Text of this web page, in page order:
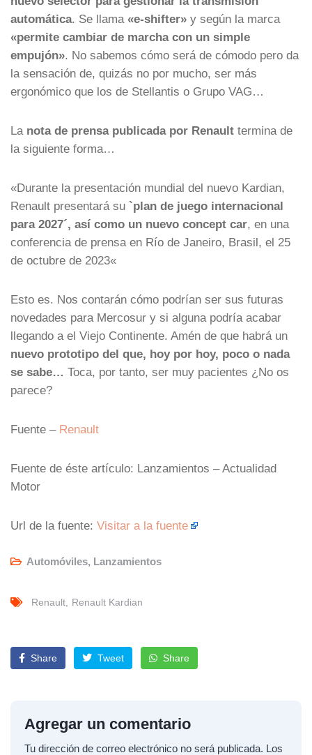
automática. Se llama «e-shifter» y según la marca
«permite cambiar de marcha con un simple
empujón». No sabemos cómo será de cómodo pero da
la sensación de, quizás no por mucho, ser más
ergonómico que los de Stellantis o Grupo VAG…
La nota de prensa publicada por Renault termina de
la siguiente forma…
«Durante la presentación mundial del nuevo Kardian,
Renault presentará su `plan de juego internacional
para 2027´, así como un nuevo concept car, en una
conferencia de prensa en Río de Janeiro, Brasil, el 25
de octubre de 2023«
Esto es. Nos contarán cómo podrían ser sus futuras
novedades para Mercosur y si alguna podría acabar
llegando a el Viejo Continente. Amén de que habrá un
nuevo prototipo del que, hoy por hoy, poco o nada
se sabe… Toca, por tanto, ser muy pacientes ¿No os
parece?
Fuente – Renault
Fuente de éste artículo: Lanzamientos – Actualidad
Motor
Url de la fuente: Visitar a la fuente
Automóviles, Lanzamientos
Renault Renault Kardian
Share Tweet Share
Agregar un comentario
Tu dirección de correo electrónico no será publicada. Los